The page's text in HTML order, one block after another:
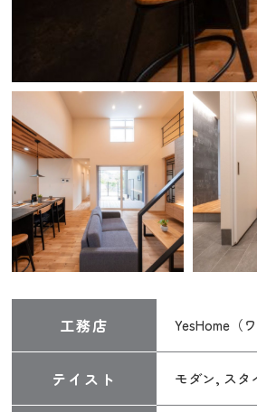
工務店 YesHome（
テイスト モダン, スタ